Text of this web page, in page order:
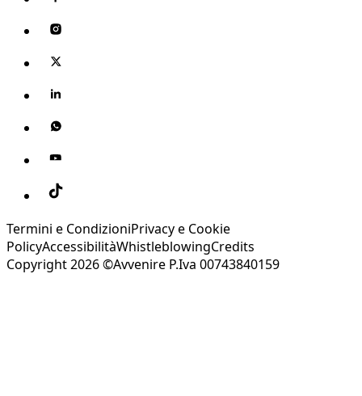
Termini e CondizioniPrivacy e Cookie
PolicyAccessibilitàWhistleblowingCredits
Copyright 2026 ©Avvenire P.Iva 00743840159